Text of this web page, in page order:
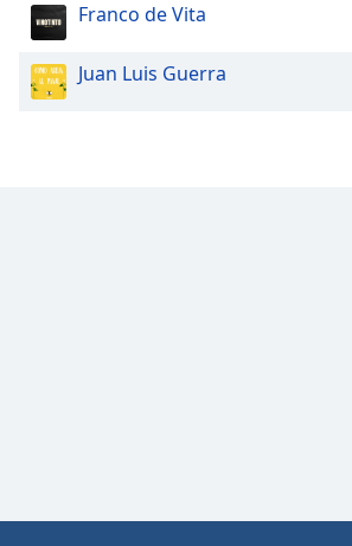
Franco de Vita
Juan Luis Guerra